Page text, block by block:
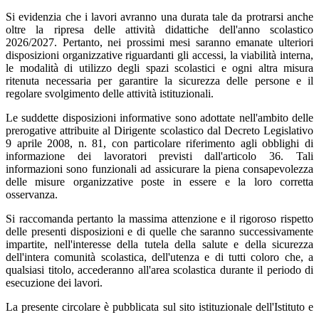
Si evidenzia che i lavori avranno una durata tale da protrarsi anche
oltre la ripresa delle attività didattiche dell'anno scolastico
2026/2027. Pertanto, nei prossimi mesi saranno emanate ulteriori
disposizioni organizzative riguardanti gli accessi, la viabilità interna,
le modalità di utilizzo degli spazi scolastici e ogni altra misura
ritenuta necessaria per garantire la sicurezza delle persone e il
regolare svolgimento delle attività istituzionali.
Le suddette disposizioni informative sono adottate nell'ambito delle
prerogative attribuite al Dirigente scolastico dal Decreto Legislativo
9 aprile 2008, n. 81, con particolare riferimento agli obblighi di
informazione dei lavoratori previsti dall'articolo 36. Tali
informazioni sono funzionali ad assicurare la piena consapevolezza
delle misure organizzative poste in essere e la loro corretta
osservanza.
Si raccomanda pertanto la massima attenzione e il rigoroso rispetto
delle presenti disposizioni e di quelle che saranno successivamente
impartite, nell'interesse della tutela della salute e della sicurezza
dell'intera comunità scolastica, dell'utenza e di tutti coloro che, a
qualsiasi titolo, accederanno all'area scolastica durante il periodo di
esecuzione dei lavori.
La presente circolare è pubblicata sul sito istituzionale dell'Istituto e